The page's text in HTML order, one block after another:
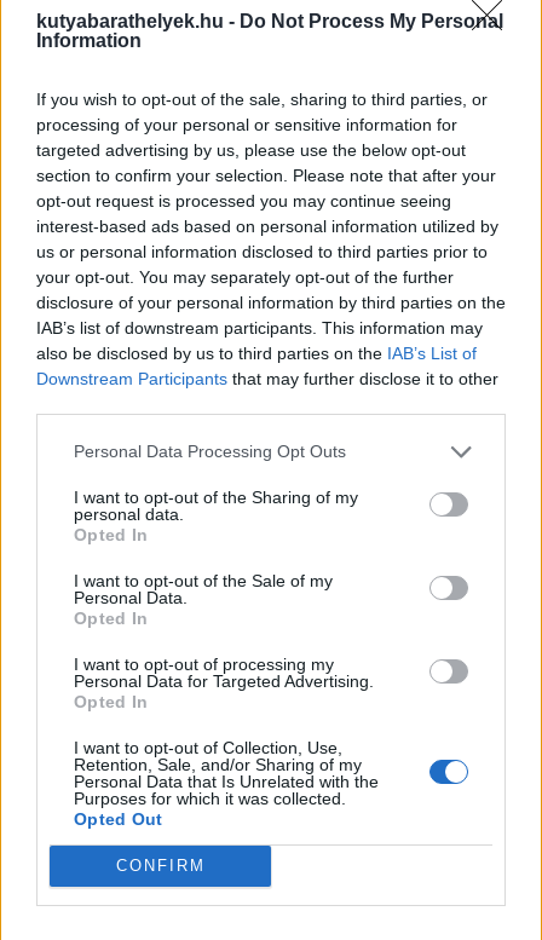
kutyabarathelyek.hu - Do Not Process My Personal
Information
If you wish to opt-out of the sale, sharing to third parties, or
processing of your personal or sensitive information for
targeted advertising by us, please use the below opt-out
section to confirm your selection. Please note that after your
opt-out request is processed you may continue seeing
interest-based ads based on personal information utilized by
us or personal information disclosed to third parties prior to
your opt-out. You may separately opt-out of the further
disclosure of your personal information by third parties on the
IAB’s list of downstream participants. This information may
also be disclosed by us to third parties on the IAB’s List of
Downstream Participants that may further disclose it to other
Personal Data Processing Opt Outs
I want to opt-out of the Sharing of my
personal data.
Opted In
I want to opt-out of the Sale of my
Personal Data.
Opted In
I want to opt-out of processing my
Personal Data for Targeted Advertising.
Opted In
I want to opt-out of Collection, Use,
Retention, Sale, and/or Sharing of my
Personal Data that Is Unrelated with the
Purposes for which it was collected.
Opted Out
CONFIRM
Múzeumunk legfontosabb feladata az aktív közösségi szerepvállalás,
a helyi és távolabbi közösségekkel való együttműködés, valamint a
közösségépítés.
Hiszünk a kultúra közösségteremtő erejében, elkötelezettek vagyunk
a leszakadó társadalmi rétegek problémái iránt, részt veszünk a helyi
és környékbeli közoktatási intézmények munkájában. Aktív szerepet
vállalunk a természeti és az épített környezet védelmében, valamint
a környezettudatos nevelésben.
Nyitva tartás:
Hétfő:zárva
Kedd:09:00 - 17:00
Szerda:09:00 - 17:00
Péntek:09:00 - 17:00
Szombat:09:00 - 17:00
Vasárnap:09:00 - 17:00